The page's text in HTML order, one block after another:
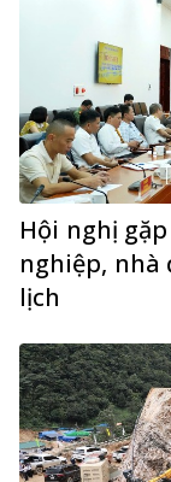
Hội nghị
nghiệp, nhà
lịch